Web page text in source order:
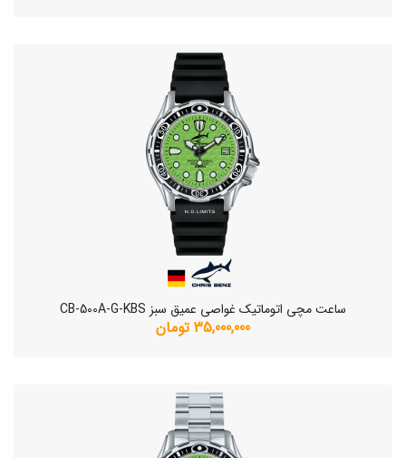
ساعت مچی اتوماتیک غواصی عمیق سبز CB-500A-G-KBS
35,000,000 تومان